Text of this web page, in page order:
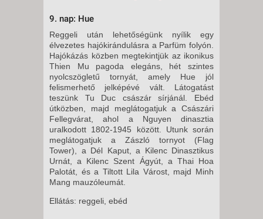
9. nap: Hue
Reggeli után lehetőségünk nyílik egy
élvezetes hajókirándulásra a Parfüm folyón.
Hajókázás közben megtekintjük az ikonikus
Thien Mu pagoda elegáns, hét szintes
nyolcszögletű tornyát, amely Hue jól
felismerhető jelképévé vált. Látogatást
teszünk Tu Duc császár sírjánál. Ebéd
útközben, majd meglátogatjuk a Császári
Fellegvárat, ahol a Nguyen dinasztia
uralkodott 1802-1945 között. Utunk során
meglátogatjuk a Zászló tornyot (Flag
Tower), a Dél Kaput, a Kilenc Dinasztikus
Urnát, a Kilenc Szent Ágyút, a Thai Hoa
Palotát, és a Tiltott Lila Várost, majd Minh
Mang mauzóleumát.
Ellátás: reggeli, ebéd